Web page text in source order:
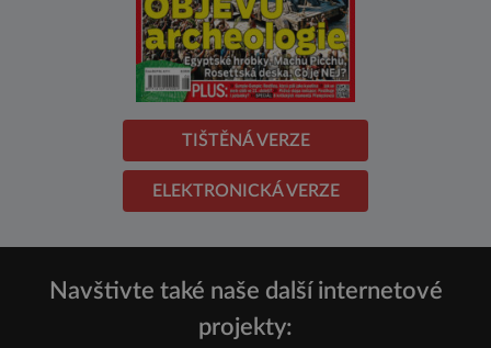
TIŠTĚNÁ VERZE
ELEKTRONICKÁ VERZE
Navštivte také naše další internetové
projekty: